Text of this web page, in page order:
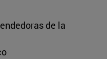
de la